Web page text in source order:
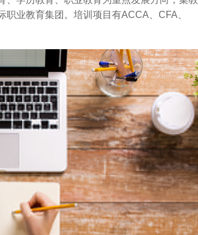
业教育集团。培训项目有ACCA、CFA、